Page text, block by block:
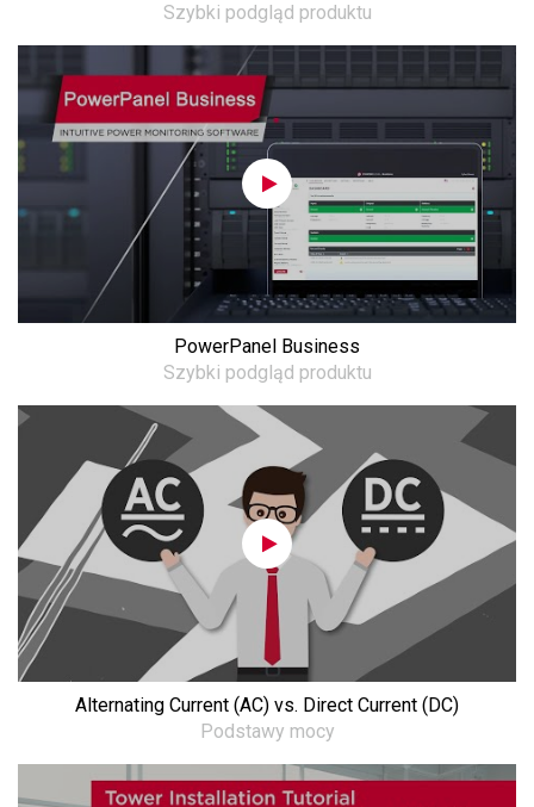
Szybki podgląd produktu
PowerPanel Business
Szybki podgląd produktu
Alternating Current (AC) vs. Direct Current (DC)
Podstawy mocy